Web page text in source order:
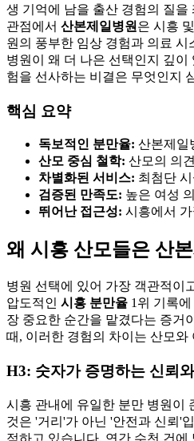
생 기억에 남을 출산 경험의 질
관점에서 산본제일병원 은 시흥
원의 풍부한 임상 경험과 의료
병원이 왜 더 나은 선택인지 깊
험을 선사하는 비결은 무엇인지
핵심 요약
독보적인 분만율: 산본제일
산모 중심 철학: 산모의 의
차별화된 서비스: 최첨단
검증된 만족도: 높은 여성
뛰어난 접근성: 시흥에서
왜 시흥 산모들은 산
병원 선택에 있어 가장 객관적이
압도적인 시흥 분만율 1위 기록
장 중요한 순간을 맡겼다는 증거
때, 이러한 경험의 차이는 산모
H3: 숫자가 증명하는 신뢰
시흥 관내에 유일한 분만 병원이
것은 '거리'가 아닌 '안전과 신뢰'
점하고 있습니다. 연간 수천 건